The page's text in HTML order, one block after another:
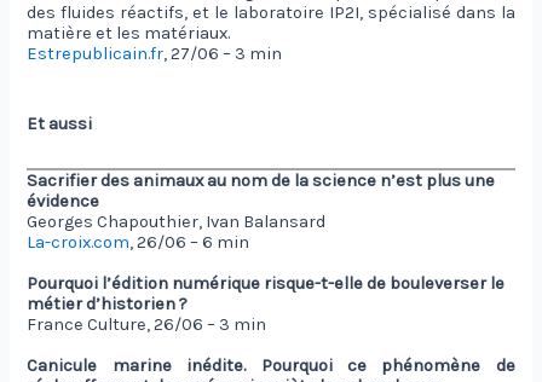
des fluides réactifs, et le laboratoire IP2I, spécialisé dans la
matière et les matériaux.
Estrepublicain.fr, 27/06 – 3 min
Et aussi
Sacrifier des animaux au nom de la science n’est plus une
évidence
Georges Chapouthier, Ivan Balansard
La-croix.com, 26/06 – 6 min
Pourquoi l’édition numérique risque-t-elle de bouleverser le
métier d’historien ?
France Culture, 26/06 – 3 min
Canicule marine inédite. Pourquoi ce phénomène de